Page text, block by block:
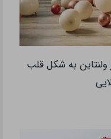
ولنتاین به شکل قلب